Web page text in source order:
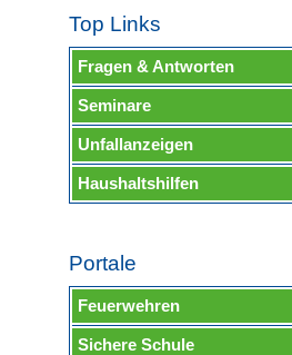
Top Links
Fragen & Antworten
Seminare
Unfallanzeigen
Haushaltshilfen
Portale
Feuerwehren
Sichere Schule